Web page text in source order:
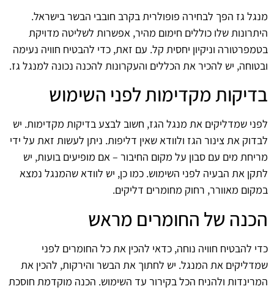
מנגל גז הפך לבחירה פופולרית בקרב חובבי הבשר בישראל.
היתרונות שלו כוללים חימום מהיר, אפשרות לשליטה מדויקת
בטמפרטורה וניקיון יחסית קל. עם זאת, כדי להבטיח חוויה נעימה
ובטוחה, יש להכיר את הכללים והעקרונות להכנה נכונה למנגל גז.
בדיקות מקדימות לפני השימוש
לפני שמדליקים את מנגל הגז, חשוב לבצע בדיקות מקדימות. יש
לבדוק את צינור הגז ולוודא שאין דליפות. ניתן לעשות זאת על ידי
מריחת מים עם סבון על מקום החיבור – אם מופיעים בועות, יש
לתקן את הבעיה לפני השימוש. כמו כן, יש לוודא שהמנגל נמצא
במקום מאוורר, רחוק מחומרים דליקים.
הכנה של החומרים מראש
כדי להבטיח חוויה נוחה, כדאי להכין את כל החומרים לפני
שמדליקים את המנגל. יש לחתוך את הבשר והירקות, להכין את
המרינדות ולהניח הכל בקירור עד השימוש. הכנה מוקדמת חוסכת